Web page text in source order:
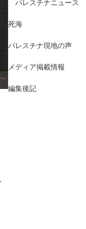
パレスチナニュース
死海
パレスチナ現地の声
メディア掲載情報
編集後記